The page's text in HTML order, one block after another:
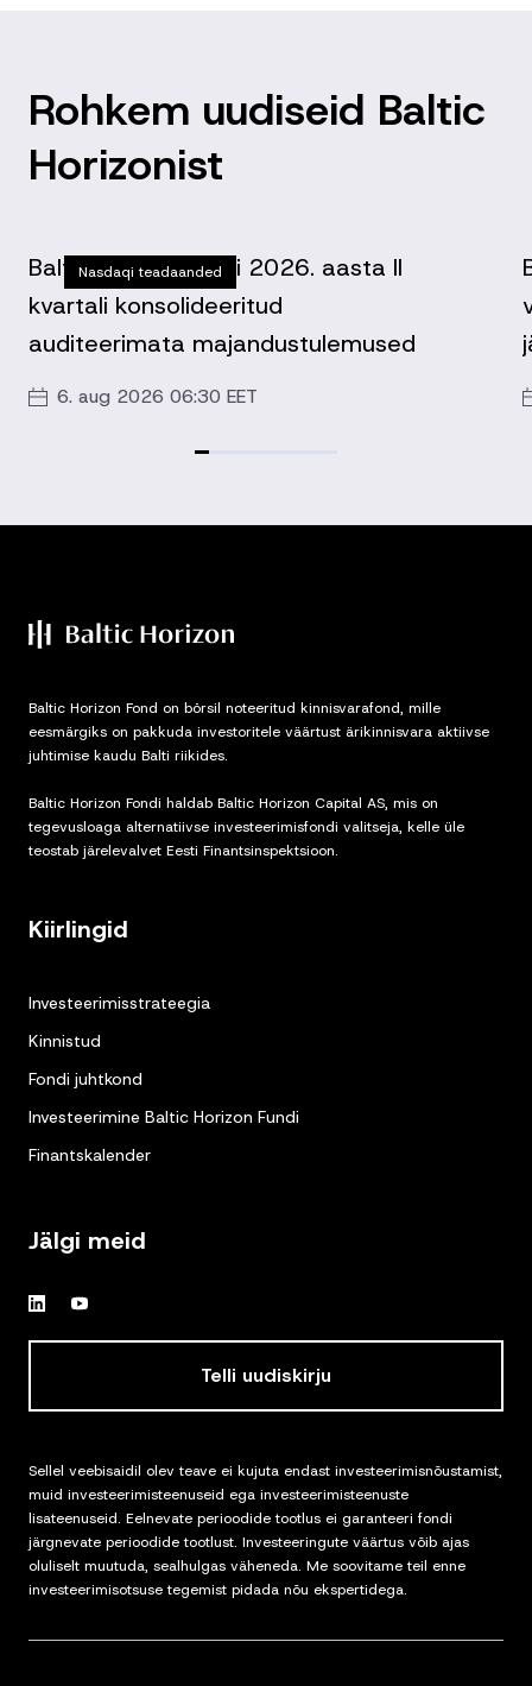
Rohkem uudiseid Baltic
Horizonist
Nasdaqi teadaanded
Baltic Horizon Fondi 2026. aasta II
kvartali konsolideeritud
auditeerimata majandustulemused
6. aug 2026 06:30 EET
Baltic Horizon Fond on börsil noteeritud kinnisvarafond, mille
eesmärgiks on pakkuda investoritele väärtust ärikinnisvara aktiivse
juhtimise kaudu Balti riikides.
Baltic Horizon Fondi haldab Baltic Horizon Capital AS, mis on
tegevusloaga alternatiivse investeerimisfondi valitseja, kelle üle
teostab järelevalvet Eesti Finantsinspektsioon.
Kiirlingid
Investeerimisstrateegia
Kinnistud
Fondi juhtkond
Investeerimine Baltic Horizon Fundi
Finantskalender
Jälgi meid
Telli uudiskirju
Sellel veebisaidil olev teave ei kujuta endast investeerimisnõustamist,
muid investeerimisteenuseid ega investeerimisteenuste
lisateenuseid. Eelnevate perioodide tootlus ei garanteeri fondi
järgnevate perioodide tootlust. Investeeringute väärtus võib ajas
oluliselt muutuda, sealhulgas väheneda. Me soovitame teil enne
investeerimisotsuse tegemist pidada nõu ekspertidega.